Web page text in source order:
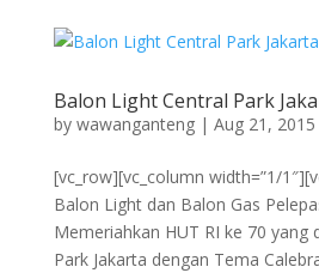
Balon Light Central Park
by wawanganteng| Aug 21, 2015
[vc_row][vc_column width=”1/
Balon Light dan Balon Gas
Memeriahkan HUT RI ke 70 yang
Park Jakarta dengan Tema